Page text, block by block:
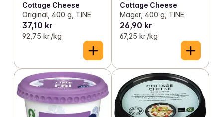
Cottage Cheese
Original, 400 g, TINE
37,10 kr
92,75 kr /kg
Cottage Cheese
Mager, 400 g, TINE
26,90 kr
67,25 kr /kg